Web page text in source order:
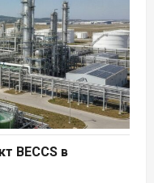
BECCS в